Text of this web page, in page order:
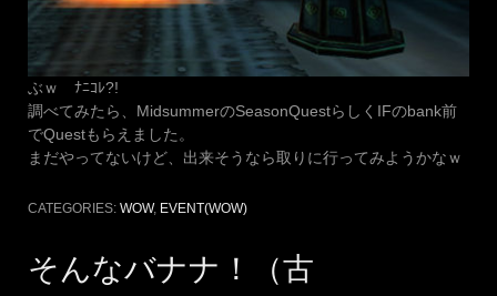
ぶｗ ﾅﾆｺﾚ?!
調べてみたら、MidsummerのSeasonQuestらしくIFのbank前
でQuestもらえました。
まだやってないけど、出来そうなら取りに行ってみようかなｗ
CATEGORIES: WOW, EVENT(WOW)
そんなバナナ！（古